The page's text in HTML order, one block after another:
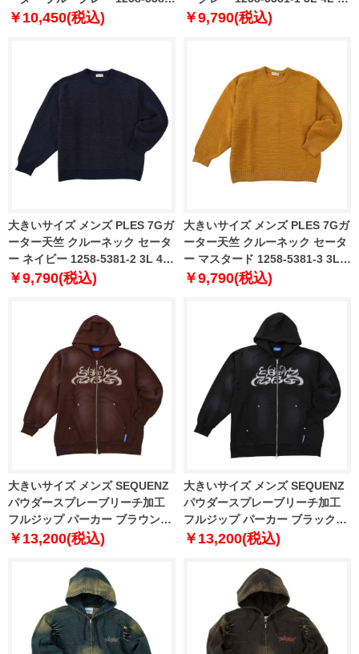
3 3L 4L 5L 6L
￥10,450(税込)
6L
￥9,790(税込)
大きいサイズ メンズ PLES 7Gガ
ーター天竺 クルーネック セータ
ー ネイビー 1258-5381-2 3L 4L
5L 6L
￥9,790(税込)
大きいサイズ メンズ PLES 7Gガ
ーター天竺 クルーネック セータ
ー マスタード 1258-5381-3 3L
4L 5L 6L
￥9,790(税込)
大きいサイズ メンズ SEQUENZ
パウダースプレーブリーチ加工
フルジップ パーカー ブラウン
1258-5385-1 3L 4L 5L 6L
￥13,200(税込)
大きいサイズ メンズ SEQUENZ
パウダースプレーブリーチ加工
フルジップ パーカー ブラック
1258-5385-2 3L 4L 5L 6L
￥13,200(税込)